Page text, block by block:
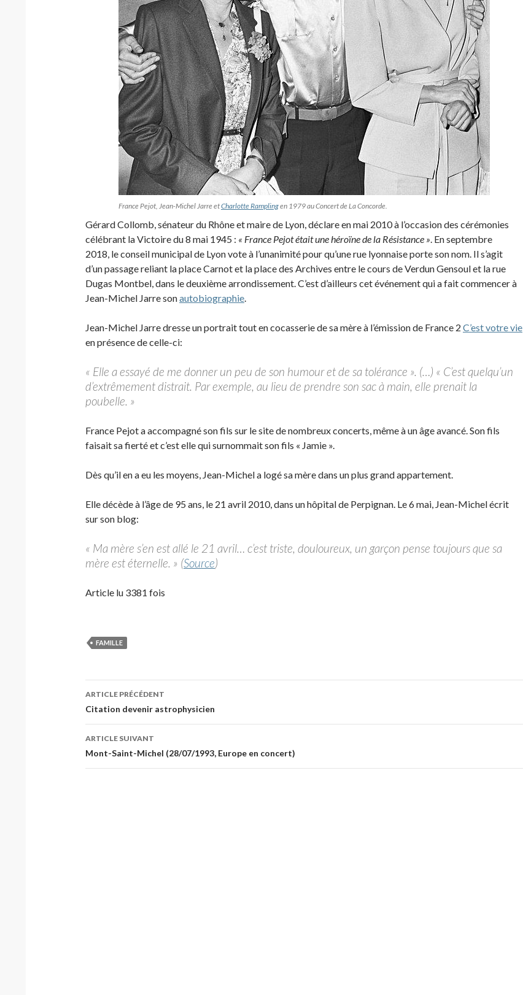
France Pejot, Jean-Michel Jarre etCharlotte Ramplingen 1979 au Concert de La Concorde.
Gérard Collomb, sénateur du Rhône et maire de Lyon, déclare en mai 2010 à l’occasion des cérémonies
célébrant la Victoire du 8 mai 1945 : « France Pejot était une héroïne de la Résistance ». En septembre
2018, le conseil municipal de Lyon vote à l’unanimité pour qu’une rue lyonnaise porte son nom. Il s’agit
d’un passage reliant la place Carnot et la place des Archives entre le cours de Verdun Gensoul et la rue
Dugas Montbel, dans le deuxième arrondissement. C’est d’ailleurs cet événement qui a fait commencer à
Jean-Michel Jarre sonautobiographie.
Jean-Michel Jarre dresse un portrait tout en cocasserie de sa mère à l’émission de France 2 C’est votre vie
en présence de celle-ci:
« Elle a essayé de me donner un peu de son humour et de sa tolérance ». (…) « C’est quelqu’un
d’extrêmement distrait. Par exemple, au lieu de prendre son sac à main, elle prenait la
poubelle. »
France Pejot a accompagné son fils sur le site de nombreux concerts, même à un âge avancé. Son fils
faisait sa fierté et c’est elle qui surnommait son fils « Jamie ».
Dès qu’il en a eu les moyens, Jean-Michel a logé sa mère dans un plus grand appartement.
Elle décède à l’âge de 95 ans, le 21 avril 2010, dans un hôpital de Perpignan. Le 6 mai, Jean-Michel écrit
sur son blog:
« Ma mère s’en est allé le 21 avril… c’est triste, douloureux, un garçon pense toujours que sa
mère est éternelle. » (Source)
Article lu 3381 fois
FAMILLE
Navigation
des
articles
ARTICLE PRÉCÉDENT
Citation devenir astrophysicien
ARTICLE SUIVANT
Mont-Saint-Michel (28/07/1993, Europe en concert)